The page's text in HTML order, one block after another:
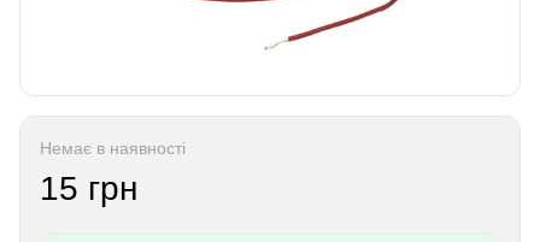
Немає в наявності
15 грн